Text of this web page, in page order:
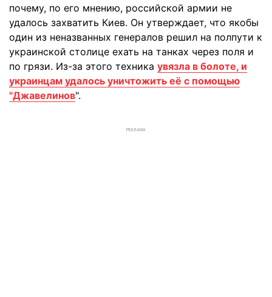
почему, по его мнению, российской армии не
удалось захватить Киев. Он утверждает, что якобы
один из неназванных генералов решил на полпути к
украинской столице ехать на танках через поля и
по грязи. Из-за этого техника увязла в болоте, и
украинцам удалось уничтожить её с помощью
"Джавелинов".
РЕКЛАМА